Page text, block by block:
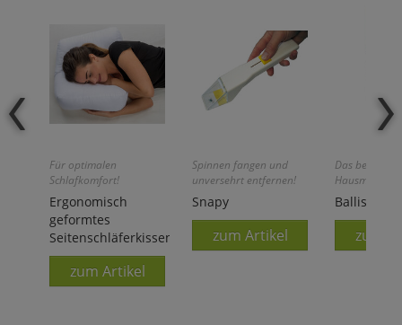
Für optimalen
Schlafkomfort!
Ergonomisch
geformtes
Seitenschläferkissen
zum Artikel
Spinnen fangen und
unversehrt entfernen!
Snapy
zum Artikel
Das bewährte
Hausmittel!
Ballistol-Öl
zum